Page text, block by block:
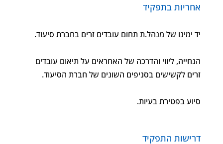
אחריות בתפקיד
יד ימינו של מנהל.ת תחום עובדים זרים בחברת סיעוד.
הנחייה, ליווי והדרכה של האחראים על תיאום עובדים
זרים לקשישים בסניפים השונים של חברת הסיעוד.
סיוע בפטירת בעיות.
דרישות התפקיד